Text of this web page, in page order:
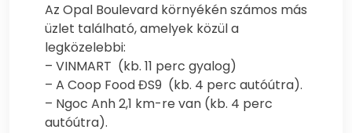
Az Opal Boulevard környékén számos más
üzlet található, amelyek közül a
legközelebbi:
– VINMART (kb. 11 perc gyalog)
– A Coop Food ĐS9 (kb. 4 perc autóútra).
– Ngoc Anh 2,1 km-re van (kb. 4 perc
autóútra).